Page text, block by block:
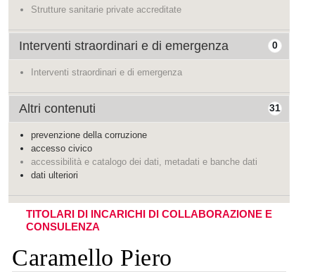
Strutture sanitarie private accreditate
0
Interventi straordinari e di emergenza
Interventi straordinari e di emergenza
31
Altri contenuti
prevenzione della corruzione
accesso civico
accessibilità e catalogo dei dati, metadati e banche dati
dati ulteriori
TITOLARI DI INCARICHI DI COLLABORAZIONE E
CONSULENZA
Caramello Piero